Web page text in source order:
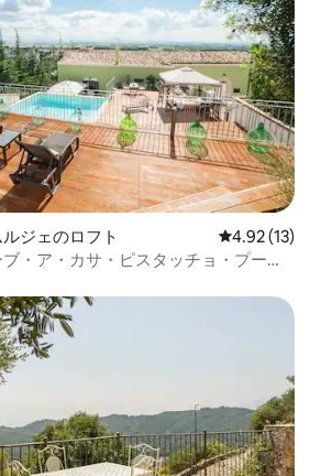
ジェのロフト レビュー13
4.92 (13)
・ア・カサ・ピスタッチョ・プール